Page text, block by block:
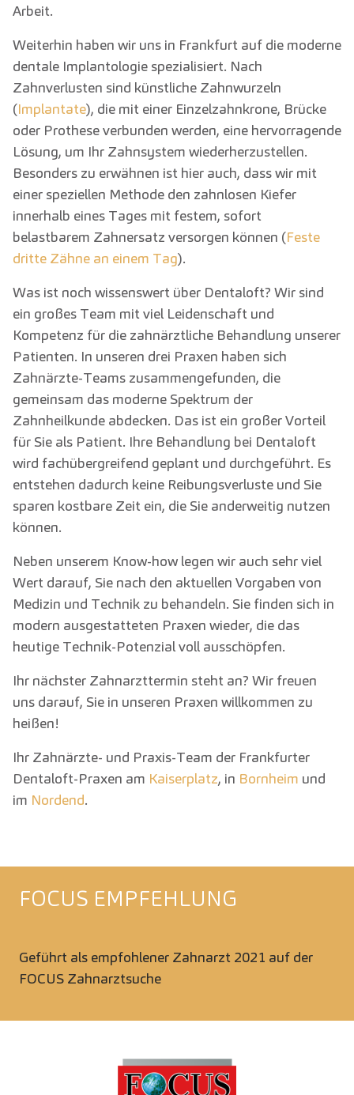
Arbeit.
Weiterhin haben wir uns in Frankfurt auf die moderne
dentale Implantologie spezialisiert. Nach
Zahnverlusten sind künstliche Zahnwurzeln
(Implantate), die mit einer Einzelzahnkrone, Brücke
oder Prothese verbunden werden, eine hervorragende
Lösung, um Ihr Zahnsystem wiederherzustellen.
Besonders zu erwähnen ist hier auch, dass wir mit
einer speziellen Methode den zahnlosen Kiefer
innerhalb eines Tages mit festem, sofort
belastbarem Zahnersatz versorgen können (Feste
dritte Zähne an einem Tag).
Was ist noch wissenswert über Dentaloft? Wir sind
ein großes Team mit viel Leidenschaft und
Kompetenz für die zahnärztliche Behandlung unserer
Patienten. In unseren drei Praxen haben sich
Zahnärzte-Teams zusammengefunden, die
gemeinsam das moderne Spektrum der
Zahnheilkunde abdecken. Das ist ein großer Vorteil
für Sie als Patient. Ihre Behandlung bei Dentaloft
wird fachübergreifend geplant und durchgeführt. Es
entstehen dadurch keine Reibungsverluste und Sie
sparen kostbare Zeit ein, die Sie anderweitig nutzen
können.
Neben unserem Know-how legen wir auch sehr viel
Wert darauf, Sie nach den aktuellen Vorgaben von
Medizin und Technik zu behandeln. Sie finden sich in
modern ausgestatteten Praxen wieder, die das
heutige Technik-Potenzial voll ausschöpfen.
Ihr nächster Zahnarzttermin steht an? Wir freuen
uns darauf, Sie in unseren Praxen willkommen zu
heißen!
Ihr Zahnärzte- und Praxis-Team der Frankfurter
Dentaloft-Praxen am Kaiserplatz, in Bornheim und
im Nordend.
FOCUS EMPFEHLUNG
Geführt als empfohlener Zahnarzt 2021 auf der
FOCUS Zahnarztsuche